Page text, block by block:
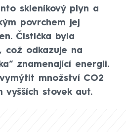
skleníkový plyn a
povrchem jej
Čistička byla
což odkazuje na
znamenající energii.
množství CO2
vyšších stovek aut.